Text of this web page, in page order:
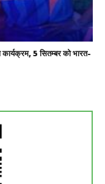
कार्यक्रम, 5 सितम्बर को भारत-